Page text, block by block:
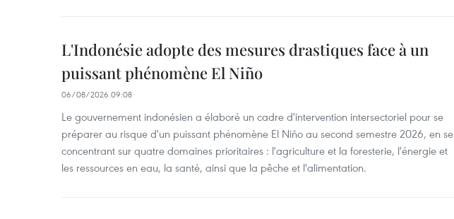
L'Indonésie adopte des mesures drastiques face à un
puissant phénomène El Niño
06/08/2026 09:08
Le gouvernement indonésien a élaboré un cadre d'intervention intersectoriel pour se
préparer au risque d'un puissant phénomène El Niño au second semestre 2026, en se
concentrant sur quatre domaines prioritaires : l'agriculture et la foresterie, l'énergie et
les ressources en eau, la santé, ainsi que la pêche et l'alimentation.